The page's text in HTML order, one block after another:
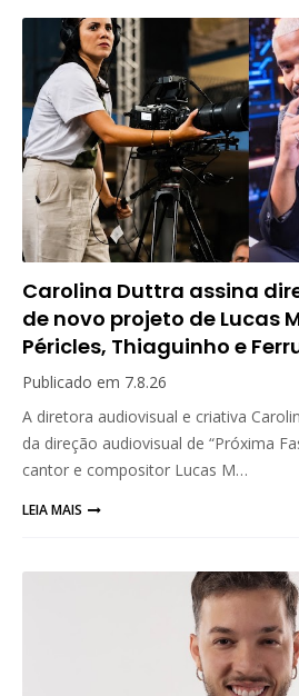
Carolina Duttra assina
de novo projeto de Lucas
Péricles, Thiaguinho e
Publicado em 7.8.26
A diretora audiovisual e criativa
da direção audiovisual de “Próxima
cantor e compositor Lucas M…
LEIA MAIS